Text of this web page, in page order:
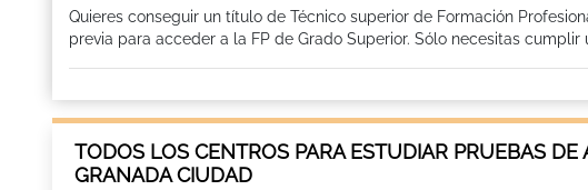
Quieres conseguir un título de Técnico superior de Formación
previa para acceder a la FP de Grado Superior. Sólo necesitas
TODOS LOS CENTROS PARA ESTUDIAR PRUEBAS
GRANADA CIUDAD